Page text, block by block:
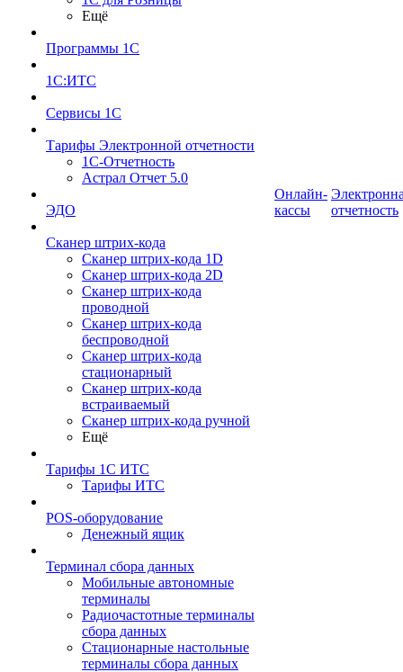
Ещё
Программы 1С
1С:ИТС
Сервисы 1С
Тарифы Электронной отчетности
1С-Отчетность
Астрал Отчет 5.0
ЭДО
Сканер штрих-кода
Сканер штрих-кода 1D
Сканер штрих-кода 2D
Сканер штрих-кода
проводной
Сканер штрих-кода
беспроводной
Сканер штрих-кода
стационарный
Сканер штрих-кода
встраиваемый
Сканер штрих-кода ручной
Ещё
Тарифы 1С ИТС
Тарифы ИТС
POS-оборудование
Денежный ящик
Терминал сбора данных
Мобильные автономные
терминалы
Радиочастотные терминалы
сбора данных
Стационарные настольные
терминалы сбора данных
Онлайн-
кассы
отчетность